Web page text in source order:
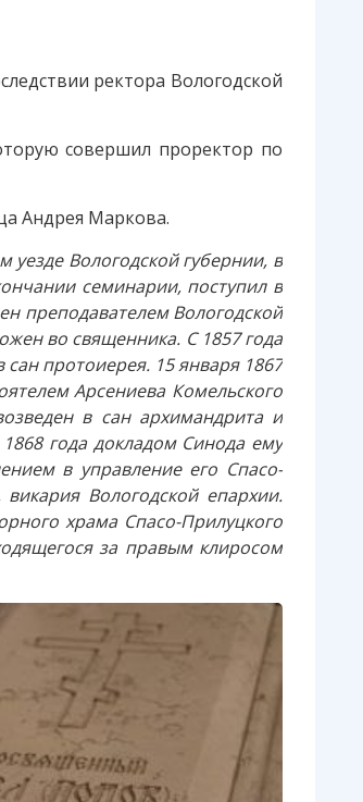
ректора Вологодской
совершил проректор по
Андрея Маркова.
уезде Вологодской губернии, в
семинарии, поступил в
преподавателем Вологодской
во священника. С 1857 года
протоиерея. 15 января 1867
Арсениева Комельского
в сан архимандрита и
года докладом Синода ему
в управление его Спасо-
Вологодской епархии.
храма Спасо-Прилуцкого
за правым клиросом